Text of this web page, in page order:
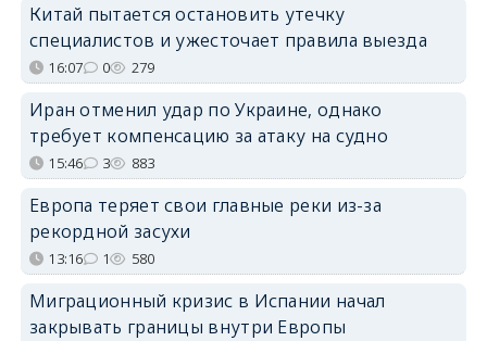
Китай пытается остановить утечку
специалистов и ужесточает правила выезда
16:07 0 279
Иран отменил удар по Украине, однако
требует компенсацию за атаку на судно
15:46 3 883
Европа теряет свои главные реки из-за
рекордной засухи
13:16 1 580
Миграционный кризис в Испании начал
закрывать границы внутри Европы